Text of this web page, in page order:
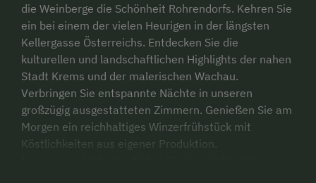
die Weinberge die Schönheit Rohrendorfs. Kehren Sie
ein bei einem der vielen Heurigen in der längsten
Kellergasse Österreichs. Entdecken Sie die
kulturellen und landschaftlichen Highlights der nahen
Stadt Krems und der malerischen Wachau.
Verbringen Sie entspannte Nächte in unseren
großzügig ausgestatteten Zimmern. Genießen Sie am
Morgen ein reichhaltiges Winzerfrühstück mit
Köstlichkeiten aus eigener Produktion.